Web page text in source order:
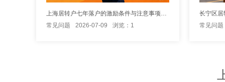
常见问题
2026-07-09 浏览：1 常见问题